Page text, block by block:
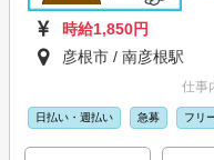
時給1,850円
彦根市 / 南彦根駅
仕事
日払い・週払い 急募 フリ